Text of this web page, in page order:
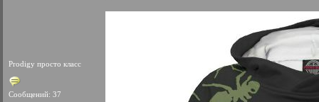
Prodigy просто класс
Сообщений: 37